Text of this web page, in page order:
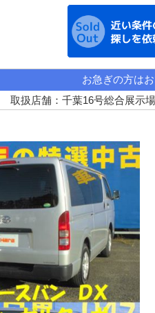
お急ぎの方は
取扱店舗：千葉16号総合展示場